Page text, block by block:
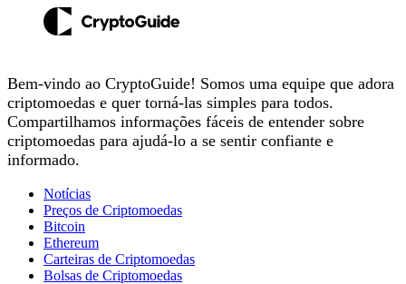
Bem-vindo ao CryptoGuide! Somos uma equipe que adora
criptomoedas e quer torná-las simples para todos.
Compartilhamos informações fáceis de entender sobre
criptomoedas para ajudá-lo a se sentir confiante e
informado.
Notícias
Preços de Criptomoedas
Bitcoin
Ethereum
Carteiras de Criptomoedas
Bolsas de Criptomoedas